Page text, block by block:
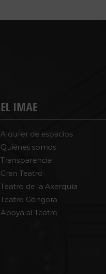
EL IMAE
Alquiler de espacios
Quiénes somos
Transparencia
Gran Teatro
Teatro de la Axerquía
Teatro Góngora
Apoya al Teatro